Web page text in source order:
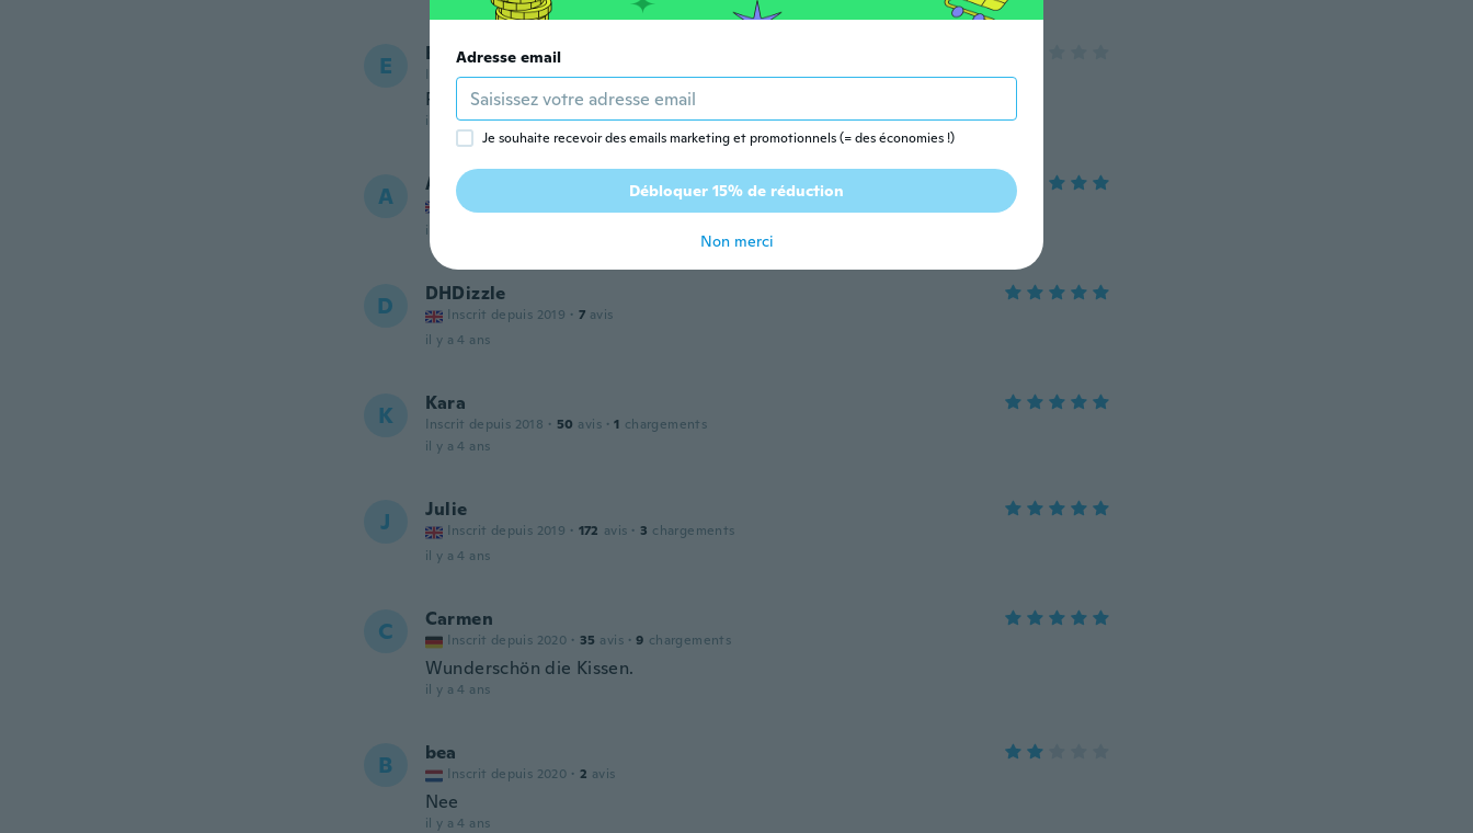
E Efthymios
Inscrit depuis 2020 · 10 avis · 2 chargements
Passt genau schnell geliefert. Aber Qualität 0815
il y a 4 ans
A Annemarie
Inscrit depuis 2019
il y a 4 ans
D DHDizzle
Inscrit depuis 2019 · 7 avis
il y a 4 ans
K Kara
Inscrit depuis 2018 · 50 avis · 1 chargements
il y a 4 ans
J Julie
Inscrit depuis 2019 · 172 avis · 3 chargements
il y a 4 ans
C Carmen
Inscrit depuis 2020 · 35 avis · 9 chargements
Wunderschön die Kissen.
il y a 4 ans
B bea
Inscrit depuis 2020 · 2 avis
Nee
il y a 4 ans
Adresse email
Je souhaite recevoir des emails marketing et promotionnels (= des économies !)
Débloquer 15% de réduction
Non merci